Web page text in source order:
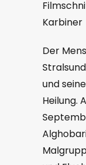
Karbiner
Der
und
Heilung.